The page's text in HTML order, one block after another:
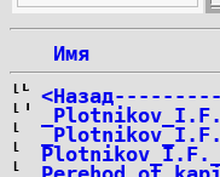
Имя